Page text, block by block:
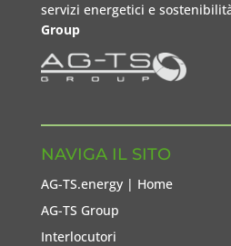
servizi energetici e
Group
NAVIGA IL SITO
AG-TS.energy | Home
AG-TS Group
Interlocutori